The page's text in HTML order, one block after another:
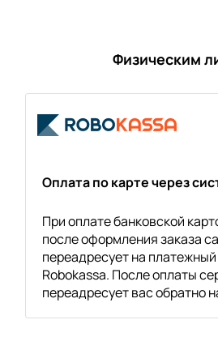
Физическим
Оплата по карте через
При оплате банковской
после оформления заказа
переадресует на
Robokassa. После оплаты
переадресует вас обратно